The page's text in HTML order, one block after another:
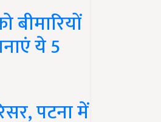
ये 5
पटना में